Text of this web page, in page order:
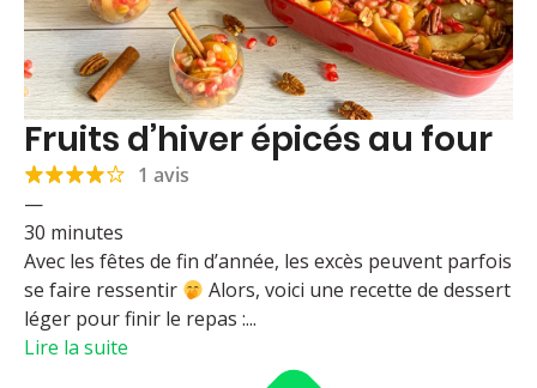
Fruits d’hiver épicés au four
1 avis
—
30 minutes
Avec les fêtes de fin d’année, les excès peuvent parfois
se faire ressentir
Alors, voici une recette de dessert
léger pour finir le repas :...
Lire la suite